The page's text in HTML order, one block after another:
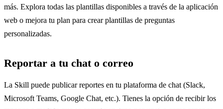
más. Explora todas las plantillas disponibles a través de la aplicación
web o mejora tu plan para crear plantillas de preguntas
personalizadas.
Reportar a tu chat o correo
La Skill puede publicar reportes en tu plataforma de chat (Slack,
Microsoft Teams, Google Chat, etc.). Tienes la opción de recibir los